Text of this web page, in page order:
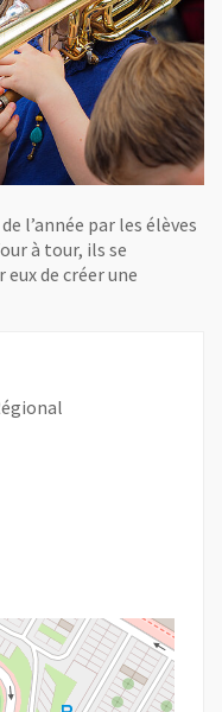
l’année par les élèves
à tour, ils se
de créer une
Moteur